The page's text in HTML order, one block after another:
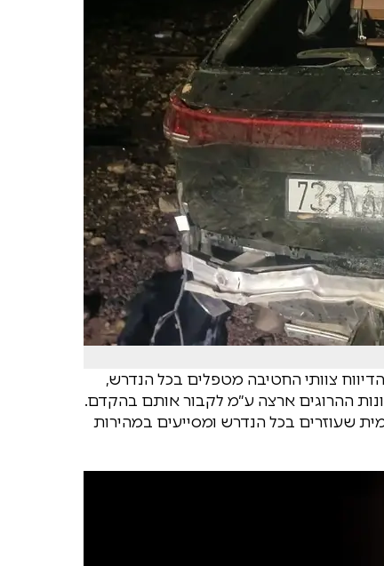
צוותי החטיבה מטפלים בכל הנדרש,
ההרוגים ארצה ע״מ לקבור אותם בהקדם.
שעוזרים בכל הנדרש ומסייעים במהירות